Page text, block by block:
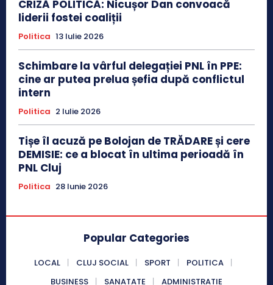
CRIZĂ POLITICĂ: Nicușor Dan convoacă
liderii fostei coaliții
Politica 13 Iulie 2026
Schimbare la vârful delegației PNL în PPE:
cine ar putea prelua șefia după conflictul
intern
Politica 2 Iulie 2026
Tișe îl acuză pe Bolojan de TRĂDARE și cere
DEMISIE: ce a blocat în ultima perioadă în
PNL Cluj
Politica 28 Iunie 2026
Popular Categories
LOCAL CLUJ SOCIAL SPORT
POLITICA
BUSINESS
SANATATE ADMINISTRATIE